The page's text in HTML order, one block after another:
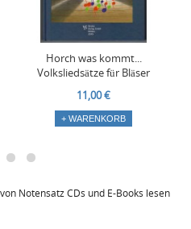
Horch was kommt...
Volksliedsätze für Bläser
11,00 €
+ WARENKORB
Notensatz CDs und E-Books lesen